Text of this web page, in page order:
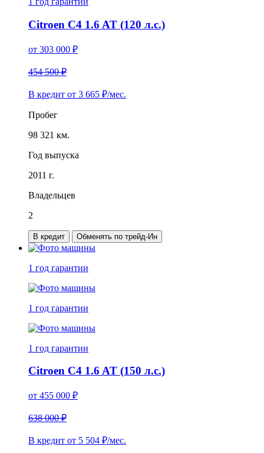
Citroen C4 1.6 AT (120 л.с.)
от 303 000 ₽
454 500 ₽
В кредит от 3 665 ₽/мес.
Пробег
98 321 км.
Год выпуска
2011 г.
Владельцев
2
В кредит Обменять по трейд-Ин
1 год гарантии
1 год гарантии
1 год гарантии
Citroen C4 1.6 AT (150 л.с.)
от 455 000 ₽
638 000 ₽
В кредит от 5 504 ₽/мес.